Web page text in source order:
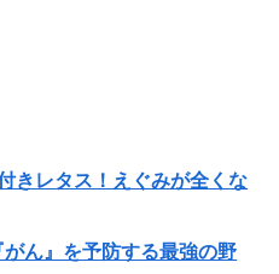
きレタス！えぐみが全くな
がん』を予防する最強の野